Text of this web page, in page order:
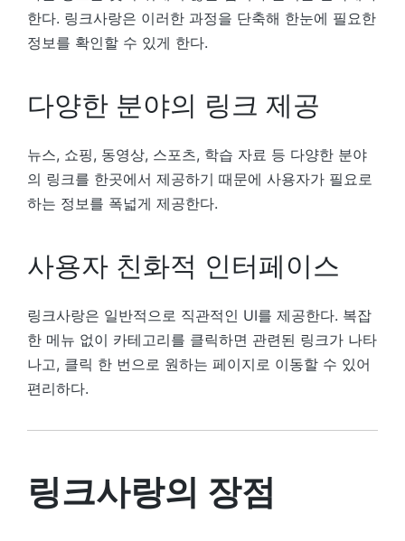
한다. 링크사랑은 이러한 과정을 단축해 한눈에 필요한
정보를 확인할 수 있게 한다.
다양한 분야의 링크 제공
뉴스, 쇼핑, 동영상, 스포츠, 학습 자료 등 다양한 분야
의 링크를 한곳에서 제공하기 때문에 사용자가 필요로
하는 정보를 폭넓게 제공한다.
사용자 친화적 인터페이스
링크사랑은 일반적으로 직관적인 UI를 제공한다. 복잡
한 메뉴 없이 카테고리를 클릭하면 관련된 링크가 나타
나고, 클릭 한 번으로 원하는 페이지로 이동할 수 있어
편리하다.
링크사랑의 장점